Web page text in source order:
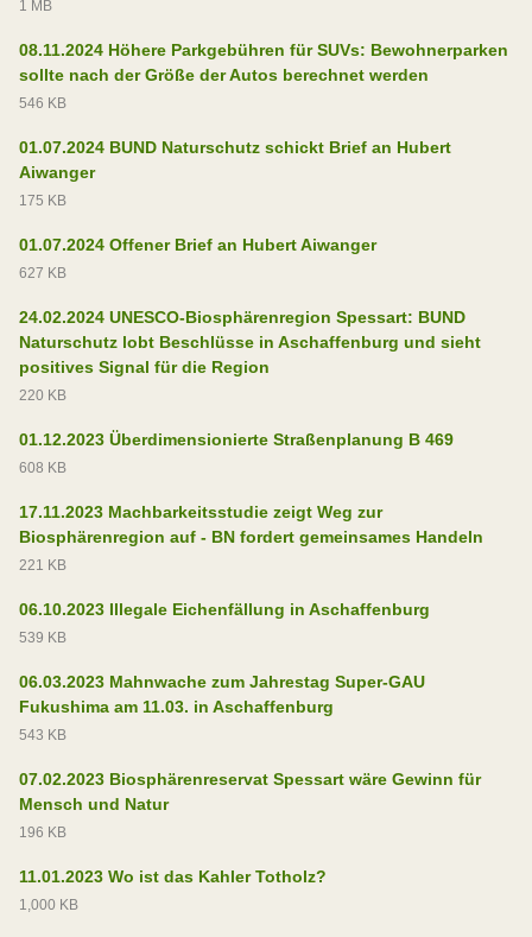
1 MB
08.11.2024 Höhere Parkgebühren für SUVs: Bewohnerparken
sollte nach der Größe der Autos berechnet werden
546 KB
01.07.2024 BUND Naturschutz schickt Brief an Hubert
Aiwanger
175 KB
01.07.2024 Offener Brief an Hubert Aiwanger
627 KB
24.02.2024 UNESCO-Biosphärenregion Spessart: BUND
Naturschutz lobt Beschlüsse in Aschaffenburg und sieht
positives Signal für die Region
220 KB
01.12.2023 Überdimensionierte Straßenplanung B 469
608 KB
17.11.2023 Machbarkeitsstudie zeigt Weg zur
Biosphärenregion auf - BN fordert gemeinsames Handeln
221 KB
06.10.2023 Illegale Eichenfällung in Aschaffenburg
539 KB
06.03.2023 Mahnwache zum Jahrestag Super-GAU
Fukushima am 11.03. in Aschaffenburg
543 KB
07.02.2023 Biosphärenreservat Spessart wäre Gewinn für
Mensch und Natur
196 KB
11.01.2023 Wo ist das Kahler Totholz?
1,000 KB